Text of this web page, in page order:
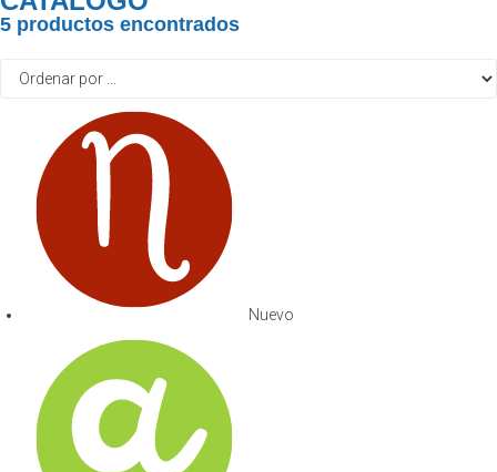
5 productos encontrados
Nuevo